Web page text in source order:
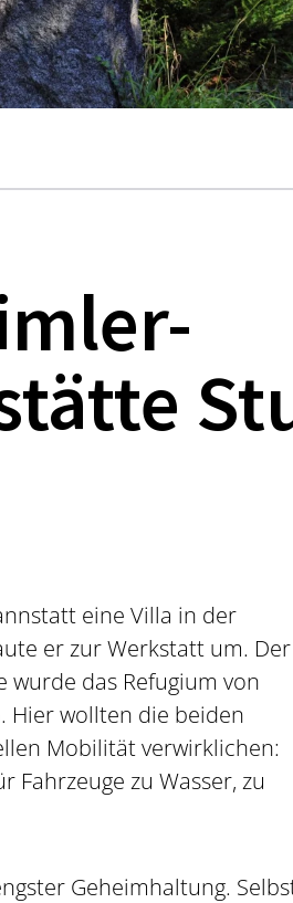
eine Villa in der
er zur Werkstatt um. Der
wurde das Refugium von
Hier wollten die beiden
Mobilität verwirklichen:
zu Wasser, zu
Geheimhaltung.